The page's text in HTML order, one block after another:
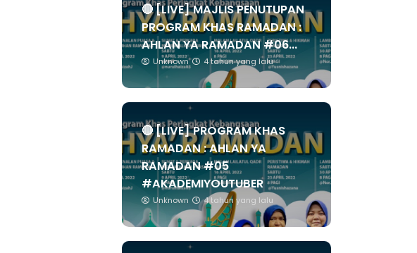
🔴 [LIVE] MAJLIS PENUTUPAN
PROGRAM KHAS RAMADAN :
AHLAN YA RAMADAN #06...
Unknown 4 tahun yang lalu
🔴 [LIVE] PROGRAM KHAS
RAMADAN : AHLAN YA
RAMADAN #05
#AKADEMIYOUTUBER
Unknown 4 tahun yang lalu